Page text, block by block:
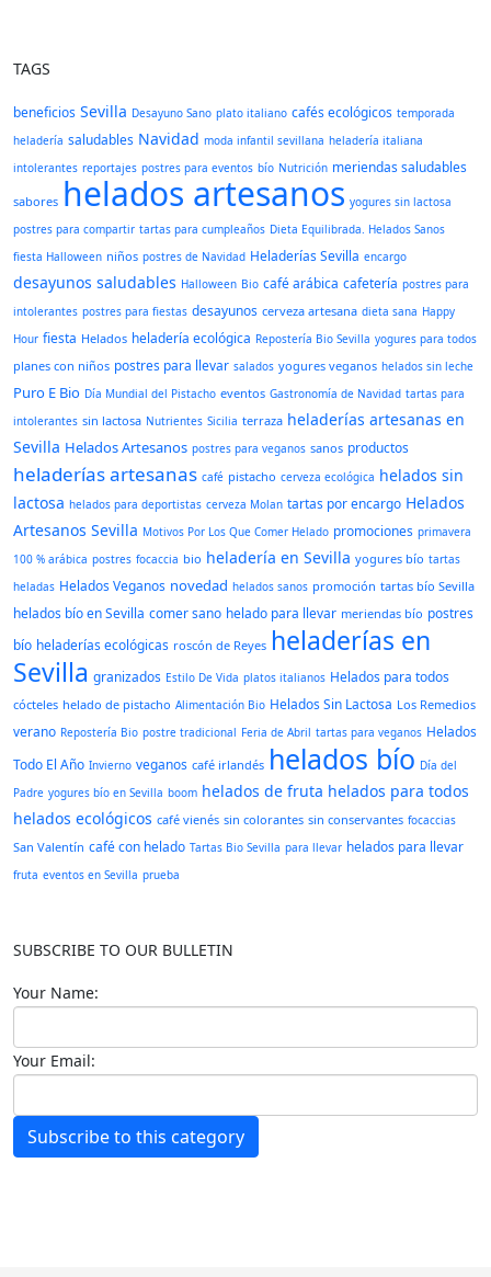
TAGS
beneficios Sevilla Desayuno Sano plato italiano cafés ecológicos temporada
heladería saludables Navidad moda infantil sevillana heladería italiana
intolerantes reportajes postres para eventos bío Nutrición meriendas saludables
sabores helados artesanos yogures sin lactosa
postres para compartir tartas para cumpleaños Dieta Equilibrada. Helados Sanos
fiesta Halloween niños postres de Navidad Heladerías Sevilla encargo
desayunos saludables Halloween Bio café arábica cafetería postres para
intolerantes postres para fiestas desayunos cerveza artesana dieta sana Happy
Hour fiesta Helados heladería ecológica Repostería Bio Sevilla yogures para todos
planes con niños postres para llevar salados yogures veganos helados sin leche
Puro E Bio Día Mundial del Pistacho eventos Gastronomía de Navidad tartas para
intolerantes sin lactosa Nutrientes Sicilia terraza heladerías artesanas en
Sevilla Helados Artesanos postres para veganos sanos productos
heladerías artesanas café pistacho cerveza ecológica helados sin
lactosa helados para deportistas cerveza Molan tartas por encargo Helados
Artesanos Sevilla Motivos Por Los Que Comer Helado promociones primavera
100 % arábica postres focaccia bio heladería en Sevilla yogures bío tartas
heladas Helados Veganos novedad helados sanos promoción tartas bío Sevilla
helados bío en Sevilla comer sano helado para llevar meriendas bío postres
bío heladerías ecológicas roscón de Reyes heladerías en
Sevilla granizados Estilo De Vida platos italianos Helados para todos
cócteles helado de pistacho Alimentación Bio Helados Sin Lactosa Los Remedios
verano Repostería Bio postre tradicional Feria de Abril tartas para veganos Helados
Todo El Año Invierno veganos café irlandés helados bío Día del
Padre yogures bío en Sevilla boom helados de fruta helados para todos
helados ecológicos café vienés sin colorantes sin conservantes focaccias
San Valentín café con helado Tartas Bio Sevilla para llevar helados para llevar
fruta eventos en Sevilla prueba
SUBSCRIBE TO OUR BULLETIN
Your Name:
Your Email:
Subscribe to this category